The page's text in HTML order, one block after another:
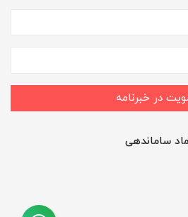
در خبرنامه
ساماندهی